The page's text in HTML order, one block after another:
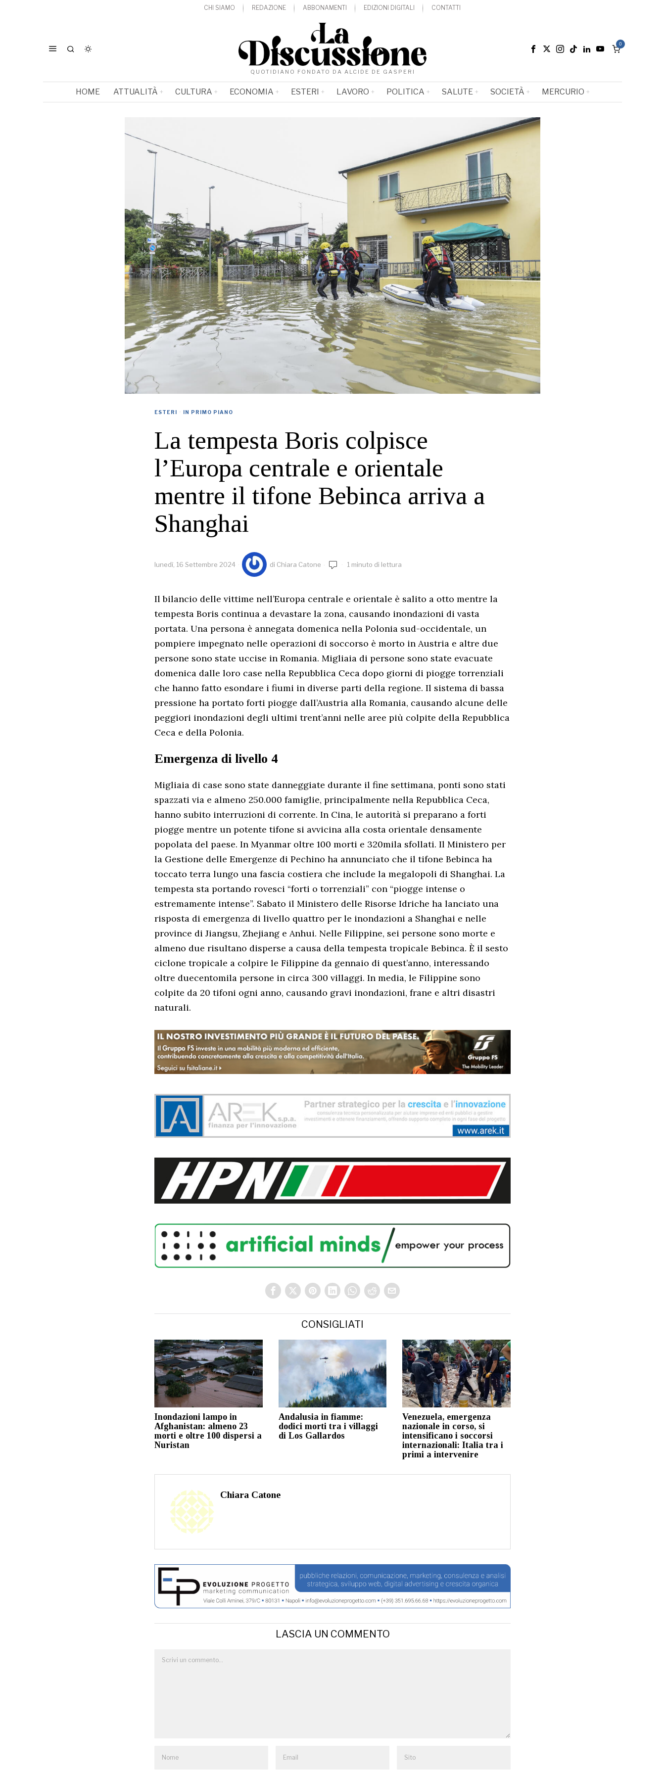
CHI SIAMO REDAZIONE ABBONAMENTI EDIZIONI DIGITALI CONTATTI
QUOTIDIANO FONDATO DA ALCIDE DE GASPERI
0
HOME ATTUALITÀ CULTURA ECONOMIA ESTERI LAVORO POLITICA SALUTE SOCIETÀ MERCURIO
ESTERI · IN PRIMO PIANO
La tempesta Boris colpisce
l’Europa centrale e orientale
mentre il tifone Bebinca arriva a
Shanghai
lunedì, 16 Settembre 2024 di Chiara Catone 1 minuto di lettura
Il bilancio delle vittime nell’Europa centrale e orientale è salito a otto mentre la
tempesta Boris continua a devastare la zona, causando inondazioni di vasta
portata. Una persona è annegata domenica nella Polonia sud-occidentale, un
pompiere impegnato nelle operazioni di soccorso è morto in Austria e altre due
persone sono state uccise in Romania. Migliaia di persone sono state evacuate
domenica dalle loro case nella Repubblica Ceca dopo giorni di piogge torrenziali
che hanno fatto esondare i fiumi in diverse parti della regione. Il sistema di bassa
pressione ha portato forti piogge dall’Austria alla Romania, causando alcune delle
peggiori inondazioni degli ultimi trent’anni nelle aree più colpite della Repubblica
Ceca e della Polonia.
Emergenza di livello 4
Migliaia di case sono state danneggiate durante il fine settimana, ponti sono stati
spazzati via e almeno 250.000 famiglie, principalmente nella Repubblica Ceca,
hanno subito interruzioni di corrente. In Cina, le autorità si preparano a forti
piogge mentre un potente tifone si avvicina alla costa orientale densamente
popolata del paese. In Myanmar oltre 100 morti e 320mila sfollati. Il Ministero per
la Gestione delle Emergenze di Pechino ha annunciato che il tifone Bebinca ha
toccato terra lungo una fascia costiera che include la megalopoli di Shanghai. La
tempesta sta portando rovesci “forti o torrenziali” con “piogge intense o
estremamente intense”. Sabato il Ministero delle Risorse Idriche ha lanciato una
risposta di emergenza di livello quattro per le inondazioni a Shanghai e nelle
province di Jiangsu, Zhejiang e Anhui. Nelle Filippine, sei persone sono morte e
almeno due risultano disperse a causa della tempesta tropicale Bebinca. È il sesto
ciclone tropicale a colpire le Filippine da gennaio di quest’anno, interessando
oltre duecentomila persone in circa 300 villaggi. In media, le Filippine sono
colpite da 20 tifoni ogni anno, causando gravi inondazioni, frane e altri disastri
naturali.
CONSIGLIATI
Inondazioni lampo in
Afghanistan: almeno 23
morti e oltre 100 dispersi a
Nuristan
Andalusia in fiamme:
dodici morti tra i villaggi
di Los Gallardos
Venezuela, emergenza
nazionale in corso, si
intensificano i soccorsi
internazionali: Italia tra i
primi a intervenire
Chiara Catone
LASCIA UN COMMENTO